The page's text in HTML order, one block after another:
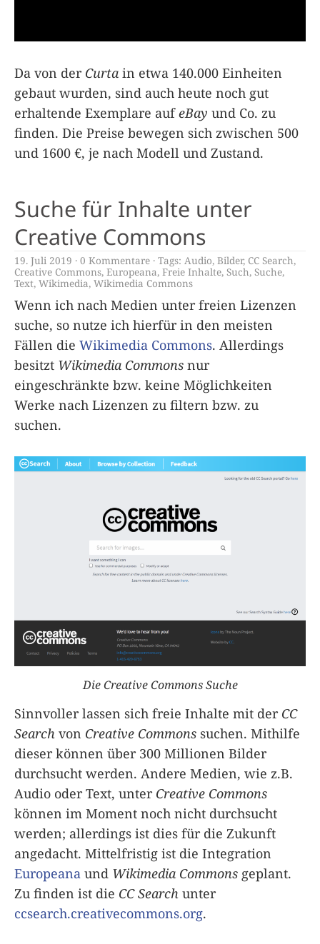
Da von der Curta in etwa 140.000 Einheiten
gebaut wurden, sind auch heute noch gut
erhaltende Exemplare aufeBay und Co. zu
finden. Die Preise bewegen sich zwischen 500
und 1600 €, je nach Modell und Zustand.
Suche für Inhalte unter
Creative Commons
19. Juli 2019 0 Kommentare Tags: Audio, Bilder, CC Search,
Creative Commons, Europeana, Freie Inhalte, Such, Suche,
Text, Wikimedia, Wikimedia Commons
Wenn ich nach Medien unter freien Lizenzen
suche, so nutze ich hierfür in den meisten
Fällen die Wikimedia Commons. Allerdings
besitzt Wikimedia Commons nur
eingeschränkte bzw. keine Möglichkeiten
Werke nach Lizenzen zu filtern bzw. zu
suchen.
Die Creative Commons Suche
Sinnvoller lassen sich freie Inhalte mit der CC
Search von Creative Commons suchen. Mithilfe
dieser können über 300 Millionen Bilder
durchsucht werden. Andere Medien, wie z.B.
Audio oder Text, unter Creative Commons
können im Moment noch nicht durchsucht
werden; allerdings ist dies für die Zukunft
angedacht. Mittelfristig ist die Integration
Europeana und Wikimedia Commons geplant.
Zu finden ist die CC Search unter
ccsearch.creativecommons.org.